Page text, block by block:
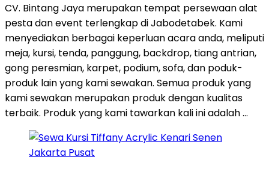
CV. Bintang Jaya merupakan tempat persewaan alat
pesta dan event terlengkap di Jabodetabek. Kami
menyediakan berbagai keperluan acara anda, meliputi
meja, kursi, tenda, panggung, backdrop, tiang antrian,
gong peresmian, karpet, podium, sofa, dan poduk-
produk lain yang kami sewakan. Semua produk yang
kami sewakan merupakan produk dengan kualitas
terbaik. Produk yang kami tawarkan kali ini adalah …